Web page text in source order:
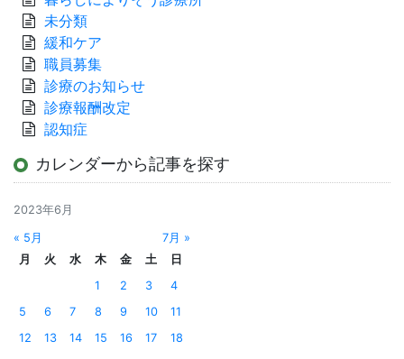
未分類
緩和ケア
職員募集
診療のお知らせ
診療報酬改定
認知症
カレンダーから記事を探す
2023年6月
« 5月
7月 »
月
火 水 木 金 土
日
1
2 3
4
5
6 7 8 9 10
11
12
13 14 15 16 17
18